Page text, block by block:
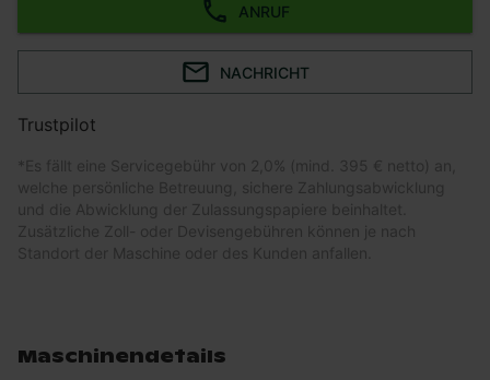
ANRUF
NACHRICHT
Trustpilot
*
Es fällt eine Servicegebühr von 2,0% (mind. 395 € netto) an,
welche persönliche Betreuung, sichere Zahlungsabwicklung
und die Abwicklung der Zulassungspapiere beinhaltet.
Zusätzliche Zoll- oder Devisengebühren können je nach
Standort der Maschine oder des Kunden anfallen.
Maschinendetails